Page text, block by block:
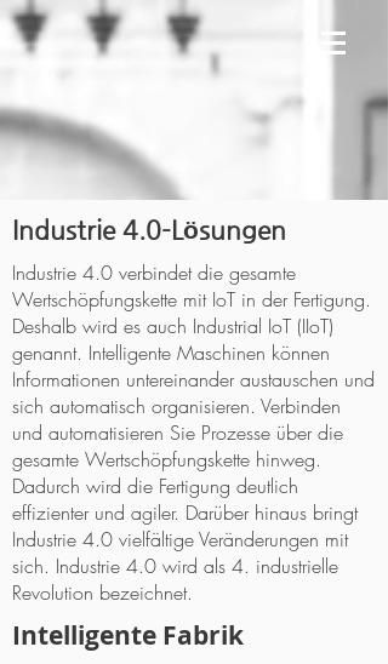
​Industrie 4.0-Lösungen
Industrie 4.0 verbindet die gesamte
Wertschöpfungskette mit IoT in der Fertigung.
Deshalb wird es auch Industrial IoT (IIoT)
genannt. Intelligente Maschinen können
Informationen untereinander austauschen und
sich automatisch organisieren. Verbinden
und automatisieren Sie Prozesse über die
gesamte Wertschöpfungskette hinweg.
Dadurch wird die Fertigung deutlich
effizienter und agiler. Darüber hinaus bringt
Industrie 4.0 vielfältige Veränderungen mit
sich. Industrie 4.0 wird als 4. industrielle
Revolution bezeichnet.
Intelligente Fabrik